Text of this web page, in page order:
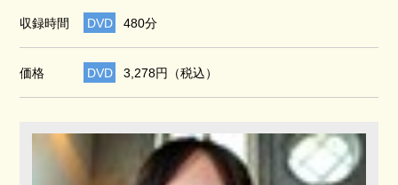
収録時間 DVD 480分
価格 DVD 3,278円（税込）